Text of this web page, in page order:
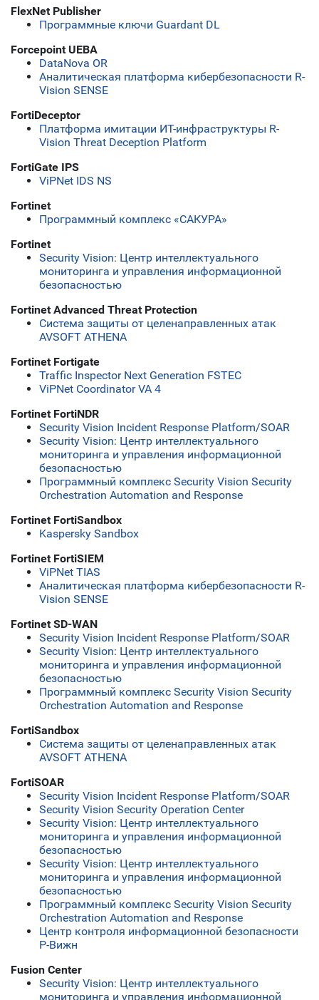
FlexNet Publisher
Программные ключи Guardant DL
Forcepoint UEBA
DataNova OR
Аналитическая платформа кибербезопасности R-
Vision SENSE
FortiDeceptor
Платформа имитации ИТ-инфраструктуры R-
Vision Threat Deception Platform
FortiGate IPS
ViPNet IDS NS
Fortinet
Программный комплекс «САКУРА»
Fortinet
Security Vision: Центр интеллектуального
мониторинга и управления информационной
безопасностью
Fortinet Advanced Threat Protection
Система защиты от целенаправленных атак
AVSOFT ATHENA
Fortinet Fortigate
Traffic Inspector Next Generation FSTEC
ViPNet Coordinator VA 4
Fortinet FortiNDR
Security Vision Incident Response Platform/SOAR
Security Vision: Центр интеллектуального
мониторинга и управления информационной
безопасностью
Программный комплекс Security Vision Security
Orchestration Automation and Response
Fortinet FortiSandbox
Kaspersky Sandbox
Fortinet FortiSIEM
ViPNet TIAS
Аналитическая платформа кибербезопасности R-
Vision SENSE
Fortinet SD-WAN
Security Vision Incident Response Platform/SOAR
Security Vision: Центр интеллектуального
мониторинга и управления информационной
безопасностью
Программный комплекс Security Vision Security
Orchestration Automation and Response
FortiSandbox
Система защиты от целенаправленных атак
AVSOFT ATHENA
FortiSOAR
Security Vision Incident Response Platform/SOAR
Security Vision Security Operation Center
Security Vision: Центр интеллектуального
мониторинга и управления информационной
безопасностью
Security Vision: Центр интеллектуального
мониторинга и управления информационной
безопасностью
Программный комплекс Security Vision Security
Orchestration Automation and Response
Центр контроля информационной безопасности
Р-Вижн
Fusion Center
Security Vision: Центр интеллектуального
мониторинга и управления информационной